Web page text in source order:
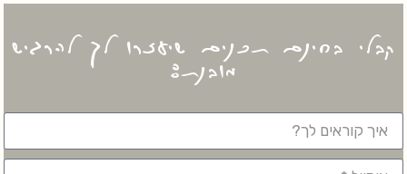
קבלי בחינם תכנים שיעזרו לך להרגיש
מובנת: